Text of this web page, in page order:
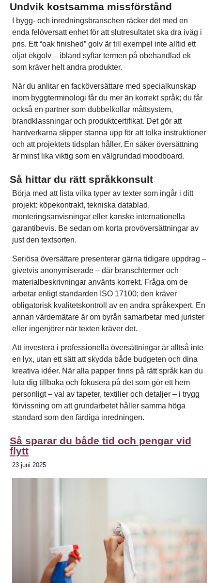
Undvik kostsamma missförstånd
I bygg- och inredningsbranschen räcker det med en
enda felöversatt enhet för att slutresultatet ska dra iväg i
pris. Ett “oak finished” golv är till exempel inte alltid ett
oljat ekgolv – ibland syftar termen på obehandlad ek
som kräver helt andra produkter.
När du anlitar en facköversättare med specialkunskap
inom byggterminologi får du mer än korrekt språk; du får
också en partner som dubbelkollar måttsystem,
brandklassningar och produktcertifikat. Det gör att
hantverkarna slipper stanna upp för att tolka instruktioner
och att projektets tidsplan håller. En säker översättning
är minst lika viktig som en välgrundad moodboard.
Så hittar du rätt språkkonsult
Börja med att lista vilka typer av texter som ingår i ditt
projekt: köpekontrakt, tekniska datablad,
monteringsanvisningar eller kanske internationella
garantibevis. Be sedan om korta provöversättningar av
just den textsorten.
Seriösa översättare presenterar gärna tidigare uppdrag –
givetvis anonymiserade – där branschtermer och
materialbeskrivningar använts korrekt. Fråga om de
arbetar enligt standarden ISO 17100; den kräver
obligatorisk kvalitetskontroll av en andra språkexpert. En
annan värdemätare är om byrån samarbetar med jurister
eller ingenjörer när texten kräver det.
Att investera i professionella översättningar är alltså inte
en lyx, utan ett sätt att skydda både budgeten och dina
kreativa idéer. När alla papper finns på rätt språk kan du
luta dig tillbaka och fokusera på det som gör ett hem
personligt – val av tapeter, textilier och detaljer – i trygg
förvissning om att grundarbetet håller samma höga
standard som den färdiga inredningen.
Så sparar du både tid och pengar vid
flytt
23 juni 2025